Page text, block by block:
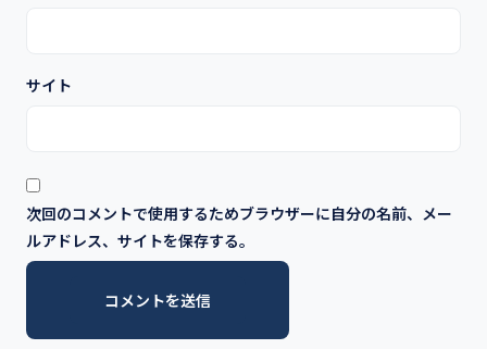
サイト
次回のコメントで使用するためブラウザーに自分の名前、メー
ルアドレス、サイトを保存する。